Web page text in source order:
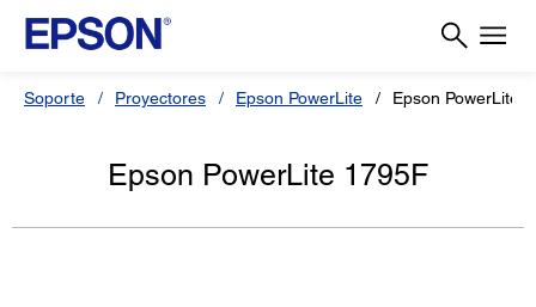
Soporte Proyectores Epson PowerLite Epson PowerLite
Epson PowerLite 1795F